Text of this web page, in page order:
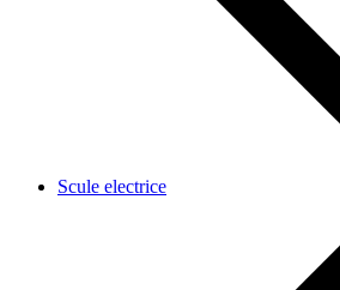
Scule electrice